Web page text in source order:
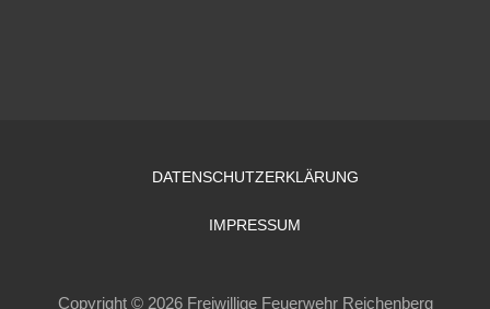
DATENSCHUTZERKLÄRUNG
IMPRESSUM
Copyright © 2026 Freiwillige Feuerwehr Reichenberg